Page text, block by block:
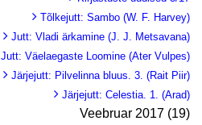
Tõlkejutt: Sambo (W. F. Harvey)
Jutt: Vladi ärkamine (J. J. Metsavana)
Jutt: Väelaegaste Loomine (Ater Vulpes)
Järjejutt: Pilvelinna bluus. 3. (Rait Piir)
Järjejutt: Celestia. 1. (Arad)
Veebruar 2017 (19)